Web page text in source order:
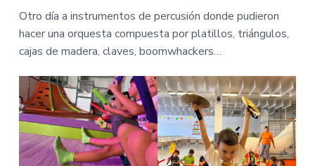
Otro día a instrumentos de percusión donde pudieron
hacer una orquesta compuesta por platillos, triángulos,
cajas de madera, claves, boomwhackers…